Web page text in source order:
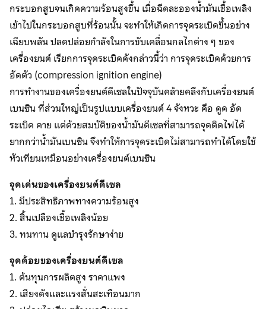
กระบอกสูบจนเกิดความร้อนสูงขึ้น เมื่อฉีดละอองน้ำมันเชื้อเพลิง
เข้าไปในกระบอกสูบที่ร้อนนั้น จะทำให้เกิดการจุดระเบิดขึ้นอย่าง
เฉียบพลัน ปลดปล่อยกำลังในการขับเคลื่อนกลไกต่าง ๆ ของ
เครื่องยนต์ เรียกการจุดระเบิดดังกล่าวนี้ว่า การจุดระเบิดด้วยการ
อัดตัว (compression ignition engine)
การทำงานของเครื่องยนต์ดีเซลในปัจจุบันคล้ายคลึงกับเครื่องยนต์
เบนซิน ที่ส่วนใหญ่เป็นรูปแบบเครื่องยนต์ 4 จังหวะ คือ ดูด อัด
ระเบิด คาย แต่ด้วยสมบัติของน้ำมันดีเซลที่สามารถจุดติดไฟได้
ยากกว่าน้ำมันเบนซิน จึงทำให้การจุดระเบิดไม่สามารถทำได้โดยใช้
หัวเทียนเหมือนอย่างเครื่องยนต์เบนซิน
จุดเด่นของเครื่องยนต์ดีเซล
1. มีประสิทธิภาพทางความร้อนสูง
2. สิ้นเปลืองเชื้อเพลิงน้อย
3. ทนทาน ดูแลบำรุงรักษาง่าย
จุดด้อยของเครื่องยนต์ดีเซล
1. ต้นทุนการผลิตสูง ราคาแพง
2. เสียงดังและแรงสั่นสะเทือนมาก